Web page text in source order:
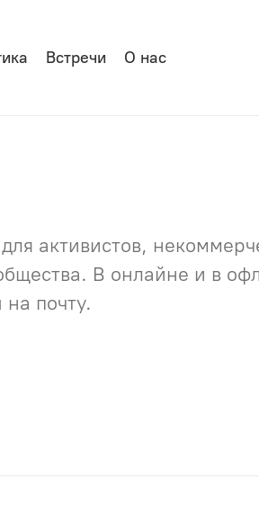
Встречи О нас
активистов,
В онлайне и в
почту.